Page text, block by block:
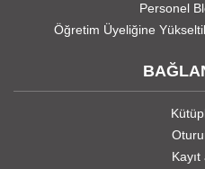
Personel
Öğretim Üyeliğine
Kayıt